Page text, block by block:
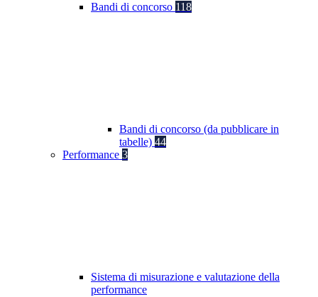
Bandi di concorso 118
Bandi di concorso (da pubblicare in
tabelle) 44
Performance 3
Sistema di misurazione e valutazione della
performance